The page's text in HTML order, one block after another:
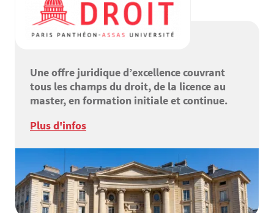
Une offre juridique d’excellence couvrant
tous les champs du droit, de la licence au
master, en formation initiale et continue.
Plus d'infos